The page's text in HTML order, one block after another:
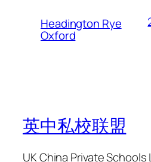
Headington Rye
Oxford
英中私校联盟
UK China Private Schools